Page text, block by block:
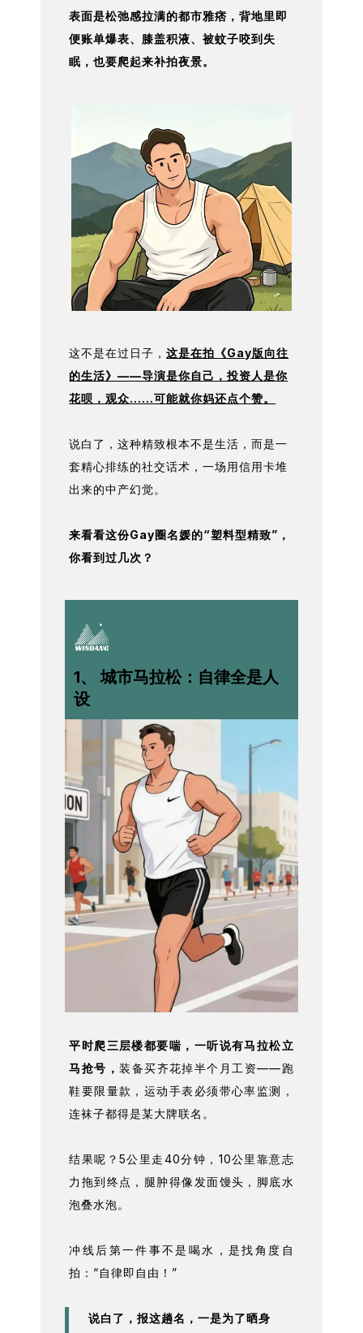
表面是松弛感拉满的都市雅痞，背地里即
便账单爆表、膝盖积液、被蚊子咬到失
眠，也要爬起来补拍夜景。
这不是在过日子，这是在拍《Gay版向往
的生活》——导演是你自己，投资人是你
花呗，观众……可能就你妈还点个赞。
说白了，这种精致根本不是生活，而是一
套精心排练的社交话术，一场用信用卡堆
出来的中产幻觉。
来看看这份Gay圈名媛的“塑料型精致”，
你看到过几次？
1、 城市马拉松：自律全是人
设
平时爬三层楼都要喘，一听说有马拉松立
马抢号，装备买齐花掉半个月工资——跑
鞋要限量款，运动手表必须带心率监测，
连袜子都得是某大牌联名。
结果呢？5公里走40分钟，10公里靠意志
力拖到终点，腿肿得像发面馒头，脚底水
泡叠水泡。
冲线后第一件事不是喝水，是找角度自
拍：“自律即自由！”
说白了，报这趟名，一是为了晒身